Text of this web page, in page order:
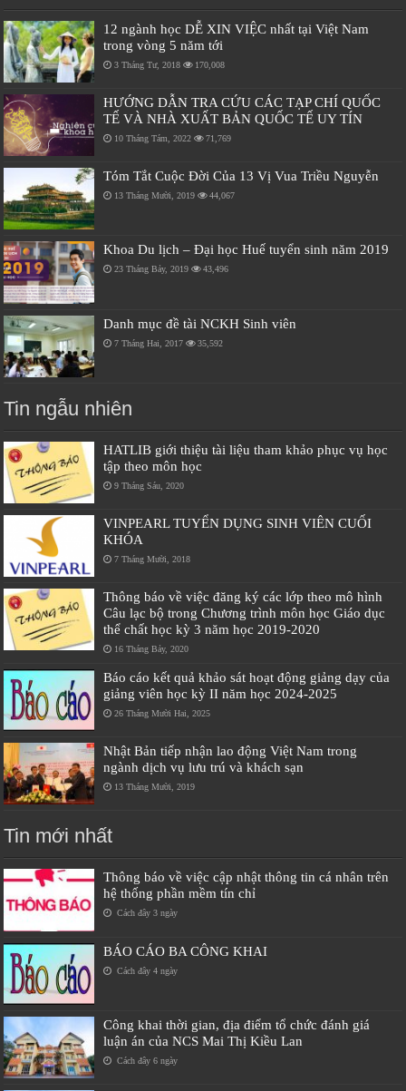
12 ngành học DỄ XIN VIỆC nhất tại Việt Nam
trong vòng 5 năm tới
3 Tháng Tư, 2018 170,008
HƯỚNG DẪN TRA CỨU CÁC TẠP CHÍ QUỐC
TẾ VÀ NHÀ XUẤT BẢN QUỐC TẾ UY TÍN
10 Tháng Tám, 2022 71,769
Tóm Tắt Cuộc Đời Của 13 Vị Vua Triều Nguyễn
13 Tháng Mười, 2019 44,067
Khoa Du lịch – Đại học Huế tuyển sinh năm 2019
23 Tháng Bảy, 2019 43,496
Danh mục đề tài NCKH Sinh viên
7 Tháng Hai, 2017 35,592
Tin ngẫu nhiên
HATLIB giới thiệu tài liệu tham khảo phục vụ học
tập theo môn học
9 Tháng Sáu, 2020
VINPEARL TUYỂN DỤNG SINH VIÊN CUỐI
KHÓA
7 Tháng Mười, 2018
Thông báo về việc đăng ký các lớp theo mô hình
Câu lạc bộ trong Chương trình môn học Giáo dục
thể chất học kỳ 3 năm học 2019-2020
16 Tháng Bảy, 2020
Báo cáo kết quả khảo sát hoạt động giảng dạy của
giảng viên học kỳ II năm học 2024-2025
26 Tháng Mười Hai, 2025
Nhật Bản tiếp nhận lao động Việt Nam trong
ngành dịch vụ lưu trú và khách sạn
13 Tháng Mười, 2019
Tin mới nhất
Thông báo về việc cập nhật thông tin cá nhân trên
hệ thống phần mềm tín chỉ
Cách đây 3 ngày
BÁO CÁO BA CÔNG KHAI
Cách đây 4 ngày
Công khai thời gian, địa điểm tổ chức đánh giá
luận án của NCS Mai Thị Kiều Lan
Cách đây 6 ngày